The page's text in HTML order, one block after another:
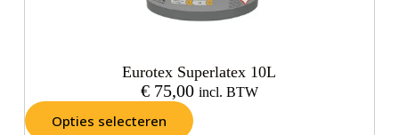
Eurotex Superlatex 10L
€75,00 incl. BTW
Opties selecteren